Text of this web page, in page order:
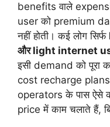
benefits वाले
user को premium
नहीं होती। कई लोग सिर्फ
और light internet
इसी demand को पूरा
cost recharge
operators के पास ऐसे
price में काम चलाते हैं,